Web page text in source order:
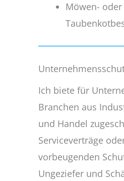
Möwen- oder
Ich biete für
Branchen aus
und Handel
Serviceverträge
vorbeugenden
Ungeziefer und